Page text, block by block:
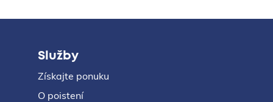
Služby
Získajte ponuku
O poistení